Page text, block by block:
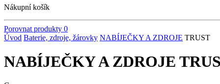
Nákupní košík
Porovnat produkty 0
Úvod Baterie, zdroje, žárovky NABÍJEČKY A ZDROJE TRUST
NABÍJEČKY A ZDROJE